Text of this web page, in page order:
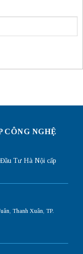
CÔNG NGHỆ
Tư Hà Nội cấp
Thanh Xuân, TP.